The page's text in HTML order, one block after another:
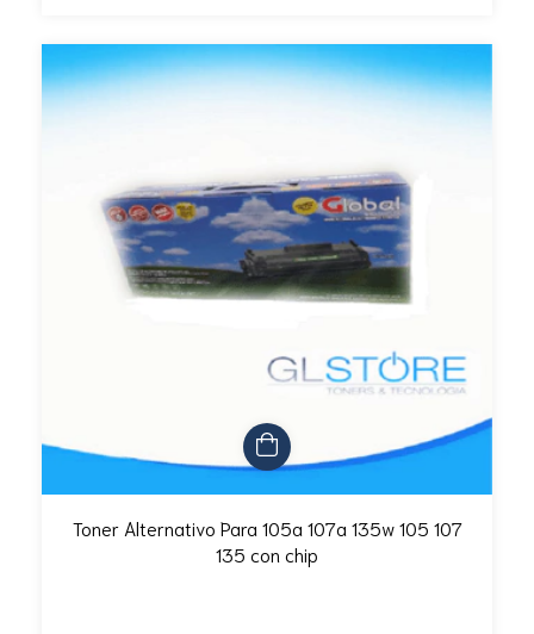
Toner Alternativo Para 105a 107a 135w 105 107
135 con chip